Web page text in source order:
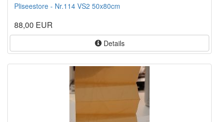
Pliseestore - Nr.114 VS2 50x80cm
88,00 EUR
Details